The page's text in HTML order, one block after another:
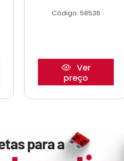
Código: 58536
Ver
preço